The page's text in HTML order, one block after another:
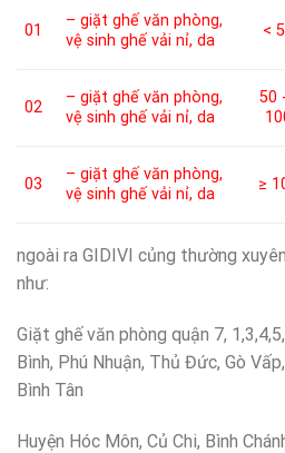
01
– giặt ghế văn phòng,
vệ sinh ghế vải nỉ, da
<
02
– giặt ghế văn phòng,
vệ sinh ghế vải nỉ, da
50
03
– giặt ghế văn phòng,
vệ sinh ghế vải nỉ, da
≥
ngoài ra GIDIVI củng thường
như:
Giặt ghế văn phòng quận 7,
Bình, Phú Nhuận, Thủ Đức, Gò
Bình Tân
Huyện Hóc Môn, Củ Chi, Bình